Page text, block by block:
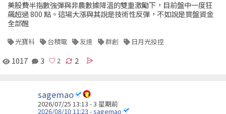
美股費半指數強彈與非農數據降溫的雙重激勵下，目前盤中一度狂
飆超過 800 點。這場大漲與其說是技術性反彈，不如說是買盤資金
全部醒
光寶科 台積電 友達 群創 日月光投控
1017 3 2
sagemao
2026/07/25 13:13 - 3 星期前
2026/08/10 11:23 - sagemao